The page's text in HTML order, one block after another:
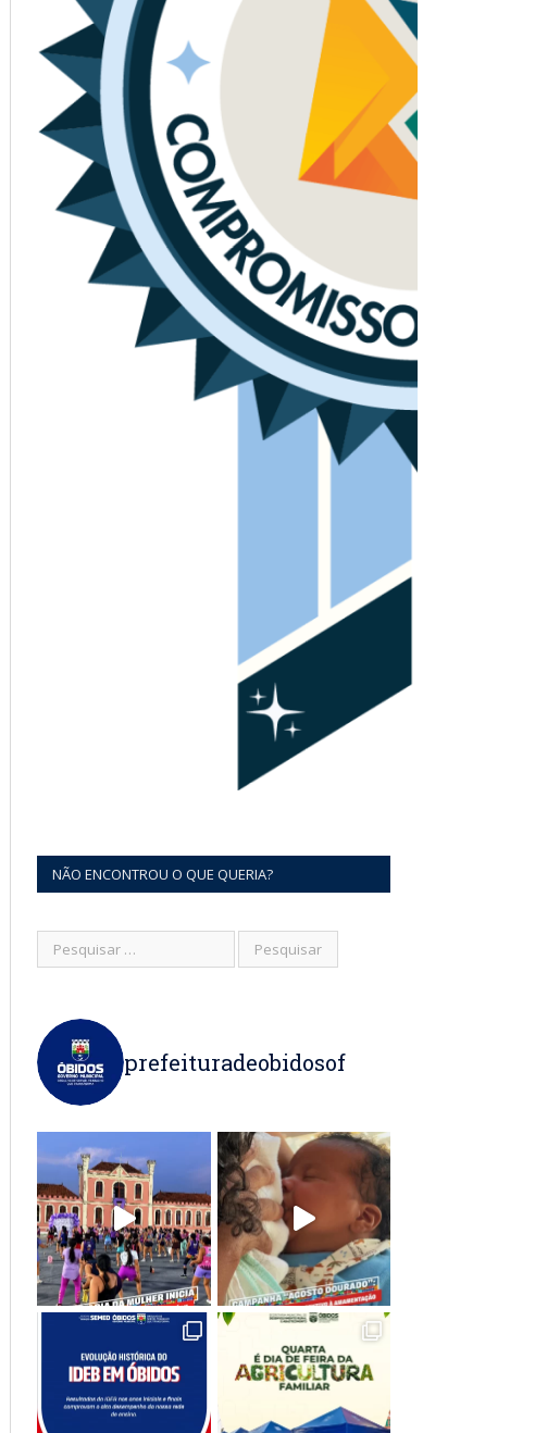
NÃO ENCONTROU O QUE QUERIA?
prefeituradeobidosof